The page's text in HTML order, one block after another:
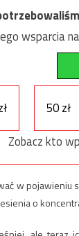
wsparcia
50 zł
Zobacz kto
w pojawieniu
o